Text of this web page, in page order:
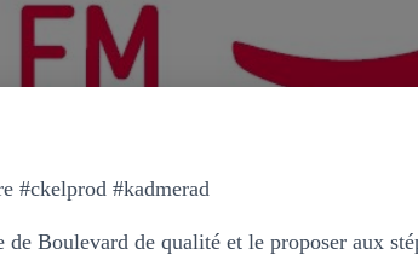
#ckelprod #kadmerad
Boulevard de qualité et le proposer aux